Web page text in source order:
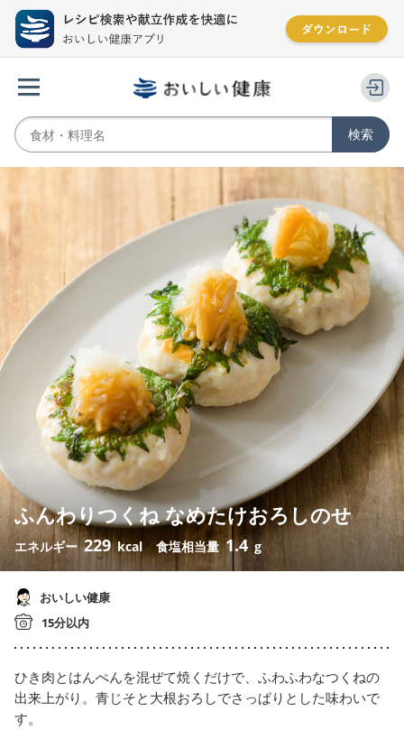
ふんわりつくね なめたけおろしのせ
エネルギー229 kcal 食塩相当量1.4 g
おいしい健康
15分以内
ひき肉とはんぺんを混ぜて焼くだけで、ふわふわなつくねの
出来上がり。青じそと大根おろしでさっぱりとした味わいで
す。